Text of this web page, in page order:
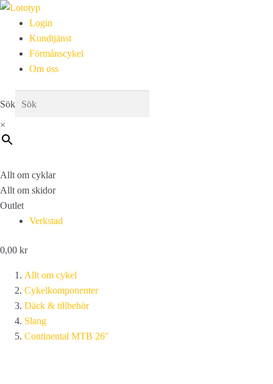
Login
Kundtjänst
Förmånscykel
Om oss
Sök
×
Allt om cyklar
Allt om skidor
Outlet
Verkstad
0,00 kr
Allt om cykel
Cykelkomponenter
Däck & tillbehör
Slang
Continental MTB 26″